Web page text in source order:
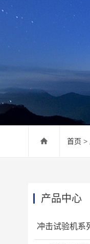
首页 >
产品中心
冲击试验机系